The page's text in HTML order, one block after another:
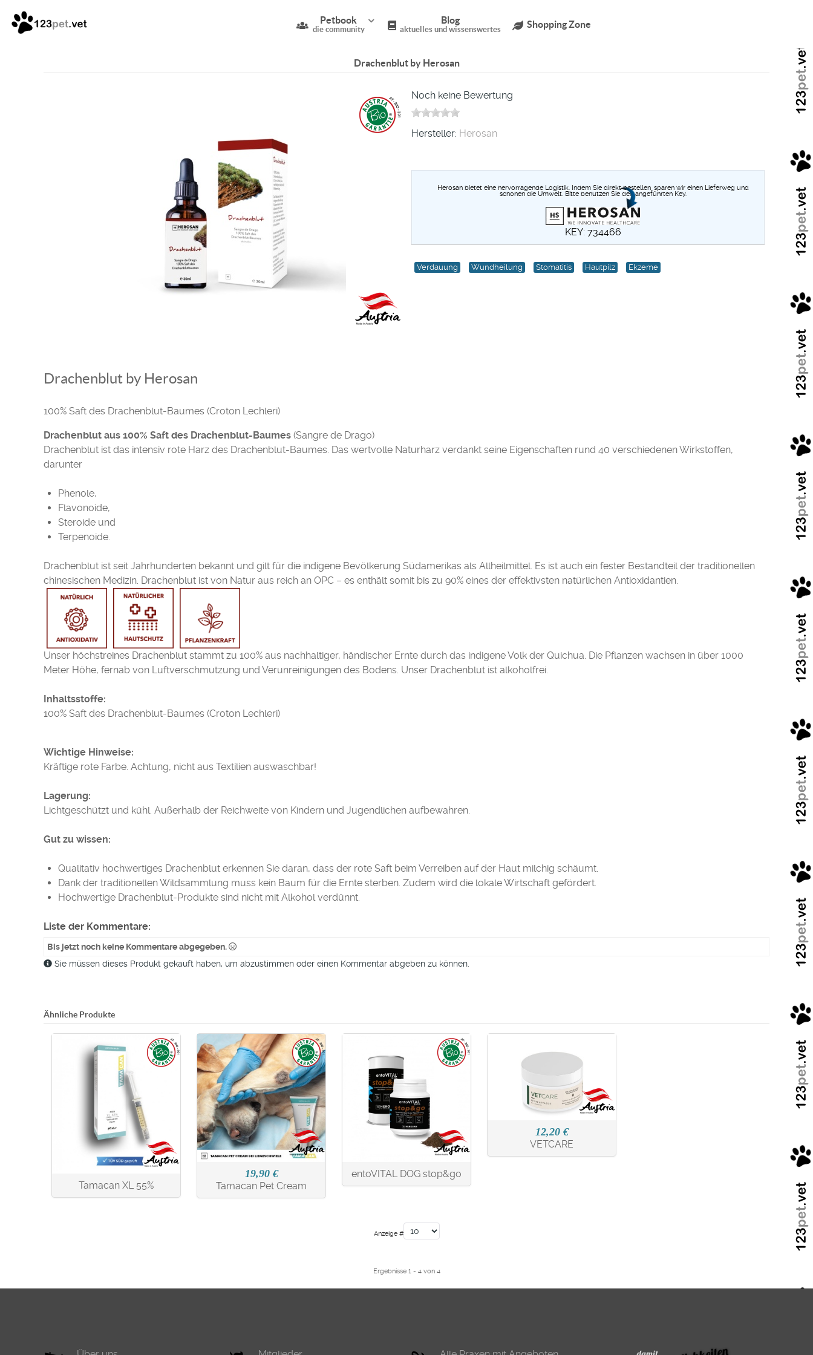
Petbook
die community
Blog
aktuelles und wissenswertes Shopping Zone
Drachenblut by Herosan
Noch keine Bewertung
Hersteller: Herosan
Herosan bietet eine hervorragende Logistik. Indem Sie direkt bestellen, sparen wir einen Lieferweg und
schonen die Umwelt. Bitte benutzen Sie den angeführten Key.
KEY: 734466
Verdauung Wundheilung Stomatitis Hautpilz Ekzeme
Drachenblut by Herosan
100% Saft des Drachenblut-Baumes (Croton Lechleri)
Drachenblut aus 100% Saft des Drachenblut-Baumes (Sangre de Drago)
Drachenblut ist das intensiv rote Harz des Drachenblut-Baumes. Das wertvolle Naturharz verdankt seine Eigenschaften rund 40 verschiedenen Wirkstoffen,
darunter
Phenole,
Flavonoide,
Steroide und
Terpenoide.
Drachenblut ist seit Jahrhunderten bekannt und gilt für die indigene Bevölkerung Südamerikas als Allheilmittel. Es ist auch ein fester Bestandteil der traditionellen
chinesischen Medizin. Drachenblut ist von Natur aus reich an OPC – es enthält somit bis zu 90% eines der effektivsten natürlichen Antioxidantien.
Unser höchstreines Drachenblut stammt zu 100% aus nachhaltiger, händischer Ernte durch das indigene Volk der Quichua. Die Pflanzen wachsen in über 1000
Meter Höhe, fernab von Luftverschmutzung und Verunreinigungen des Bodens. Unser Drachenblut ist alkoholfrei.
Inhaltsstoffe:
100% Saft des Drachenblut-Baumes (Croton Lechleri)
Wichtige Hinweise:
Kräftige rote Farbe. Achtung, nicht aus Textilien auswaschbar!
Lagerung:
Lichtgeschützt und kühl. Außerhalb der Reichweite von Kindern und Jugendlichen aufbewahren.
Gut zu wissen:
Qualitativ hochwertiges Drachenblut erkennen Sie daran, dass der rote Saft beim Verreiben auf der Haut milchig schäumt.
Dank der traditionellen Wildsammlung muss kein Baum für die Ernte sterben. Zudem wird die lokale Wirtschaft gefördert.
Hochwertige Drachenblut-Produkte sind nicht mit Alkohol verdünnt.
Liste der Kommentare:
Bis jetzt noch keine Kommentare abgegeben.
Sie müssen dieses Produkt gekauft haben, um abzustimmen oder einen Kommentar abgeben zu können.
Ähnliche Produkte
Tamacan XL 55%
19,90 €
Tamacan Pet Cream
entoVITAL DOG stop&go
12,20 €
VETCARE
Anzeige #
Ergebnisse 1 - 4 von 4